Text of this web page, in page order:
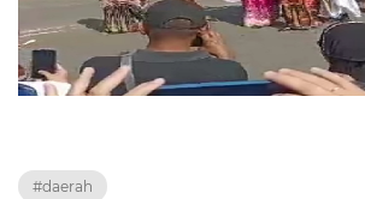
#daerah